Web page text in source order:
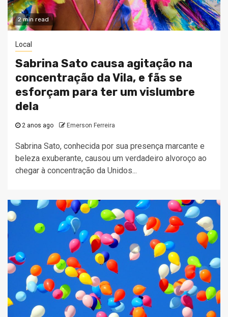
2 min read
Local
Sabrina Sato causa agitação na
concentração da Vila, e fãs se
esforçam para ter um vislumbre
dela
2 anos ago Emerson Ferreira
Sabrina Sato, conhecida por sua presença marcante e
beleza exuberante, causou um verdadeiro alvoroço ao
chegar à concentração da Unidos...